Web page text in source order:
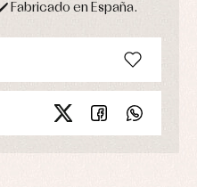
Fabricado en España.